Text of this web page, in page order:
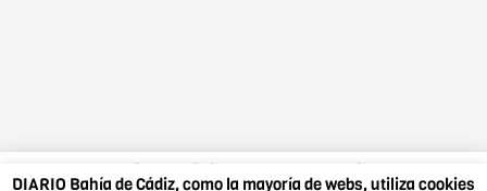
DIARIO Bahía de Cádiz, como la mayoría de webs, utiliza cookies
DIARIO Bahía de Cádiz, como la mayoría de webs,